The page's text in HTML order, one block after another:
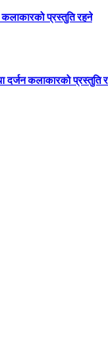
कलाकारको प्रस्तुति रहने
दर्जन कलाकारको प्रस्तुति